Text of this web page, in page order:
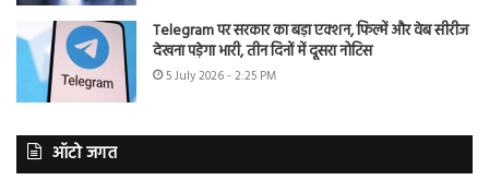
Telegram पर सरकार का बड़ा एक्शन, फिल्में और वेब सीरीज
देखना पड़ेगा भारी, तीन दिनों में दूसरा नोटिस
5 July 2026 - 2:25 PM
ऑटो जगत